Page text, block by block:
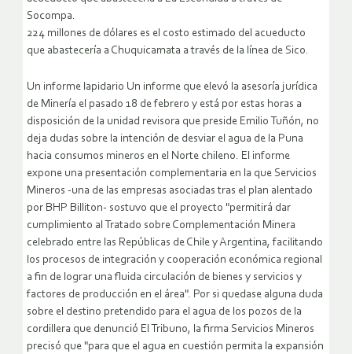
Socompa.
224 millones de dólares es el costo estimado del acueducto
que abastecería a Chuquicamata a través de la línea de Sico.
Un informe lapidario Un informe que elevó la asesoría jurídica
de Minería el pasado 18 de febrero y está por estas horas a
disposición de la unidad revisora que preside Emilio Tuñón, no
deja dudas sobre la intención de desviar el agua de la Puna
hacia consumos mineros en el Norte chileno. El informe
expone una presentación complementaria en la que Servicios
Mineros -una de las empresas asociadas tras el plan alentado
por BHP Billiton- sostuvo que el proyecto "permitirá dar
cumplimiento al Tratado sobre Complementación Minera
celebrado entre las Repúblicas de Chile y Argentina, facilitando
los procesos de integración y cooperación económica regional
a fin de lograr una fluida circulación de bienes y servicios y
factores de producción en el área". Por si quedase alguna duda
sobre el destino pretendido para el agua de los pozos de la
cordillera que denunció El Tribuno, la firma Servicios Mineros
precisó que "para que el agua en cuestión permita la expansión